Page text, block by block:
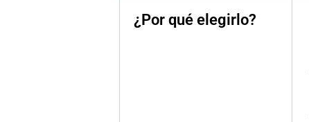
¿Por qué elegirlo?